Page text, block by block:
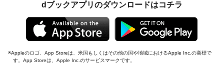
dブックアプリのダウンロードはコチラ
Appleのロゴ、App Storeは、米国もしくはその他の国や地域におけるApple Inc.の商標で
す。App Storeは、Apple Inc.のサービスマークです。